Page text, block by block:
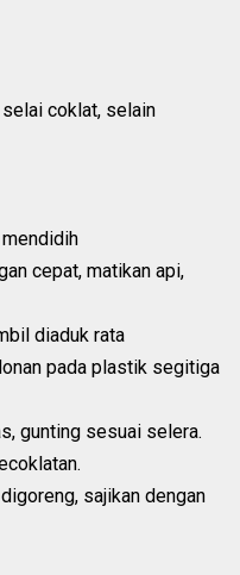
selai coklat, selain
cepat, matikan api,
diaduk rata
pada plastik segitiga
gunting sesuai selera.
sajikan dengan